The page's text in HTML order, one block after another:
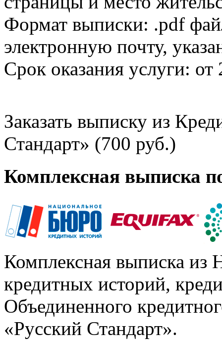
Формат выписки: .pdf
электронную почту,
Срок оказания услуги: от
Заказать выписку из
Стандарт» (700 руб.)
Комплексная выписка
Комплексная выписка из
кредитных историй,
Объединенного
«Русский Стандарт».